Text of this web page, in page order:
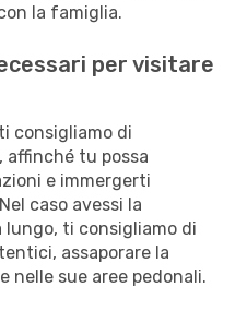
la famiglia.
per visitare
consigliamo di
affinché tu possa
e immergerti
caso avessi la
ti consigliamo di
assaporare la
nelle sue aree pedonali.